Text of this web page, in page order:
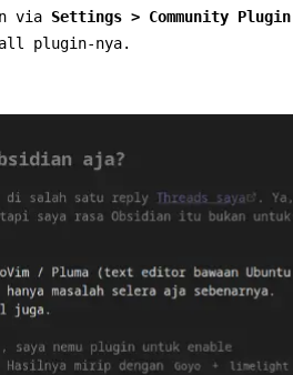
via Settings > Community Plugin
plugin-nya.